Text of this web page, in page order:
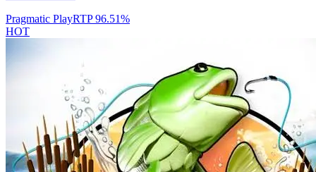
Pragmatic PlayRTP96.51%
HOT